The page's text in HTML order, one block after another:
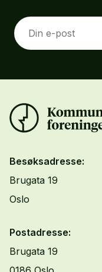
Besøksadresse:
Brugata 19
Oslo
Postadresse:
Brugata 19